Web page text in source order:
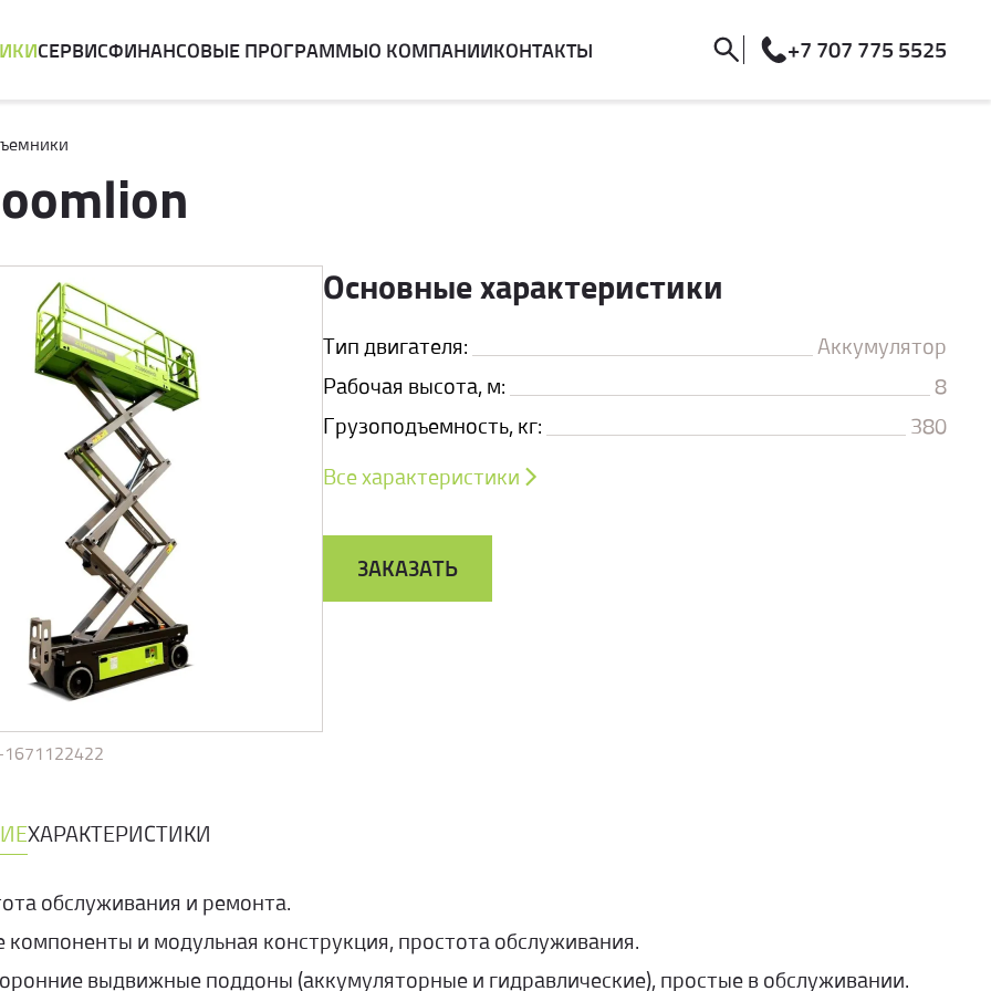
СЕРВИСФИНАНСОВЫЕ ПРОГРАММЫО КОМПАНИИКОНТАКТЫ +7 707 775 5525
Основные характеристики
Тип двигателя:
Аккумулятор
Рабочая высота, м:
8
Грузоподъемность, кг:
380
Все характеристики
ЗАКАЗАТЬ
ХАРАКТЕРИСТИКИ
обслуживания и ремонта.
и модульная конструкция, простота обслуживания.
выдвижные поддоны (аккумуляторные и гидравлические), простые в обслуживании.